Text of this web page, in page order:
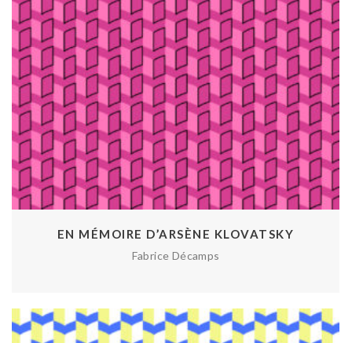
EN MÉMOIRE D’ARSÈNE KLOVATSKY
Fabrice Décamps